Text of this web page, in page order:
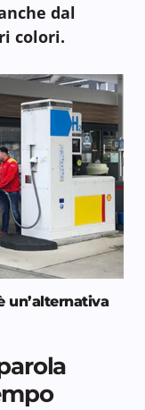
dal
colori.
un’alternativa